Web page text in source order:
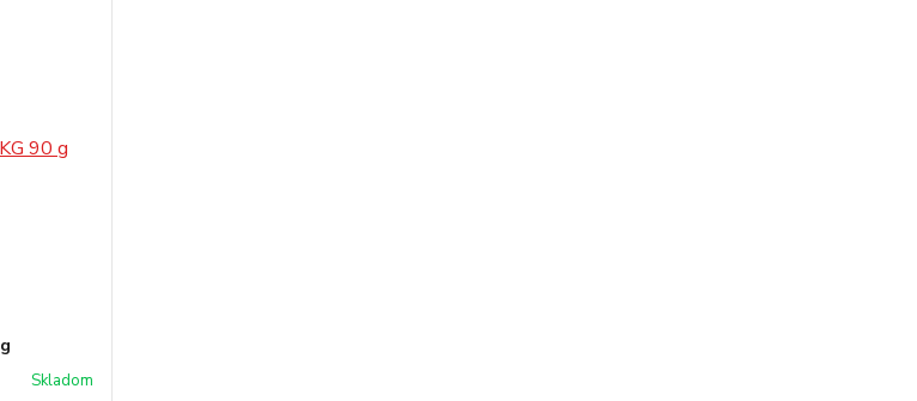
Skladom